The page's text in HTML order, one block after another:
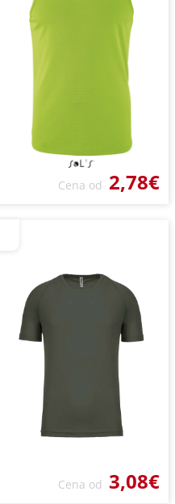
Cena od 2,78€
Cena od 3,08€